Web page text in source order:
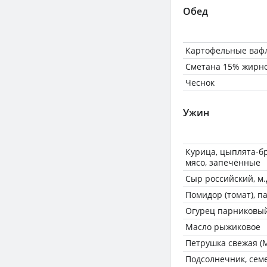
Обед
Картофельные
Сметана 15%
Чеснок
Ужин
Курица, цыплята-
мясо, запечённые
Сыр российский,
Помидор (томат),
Огурец
Масло рыжиковое
Петрушка свежая
Подсолнечник,